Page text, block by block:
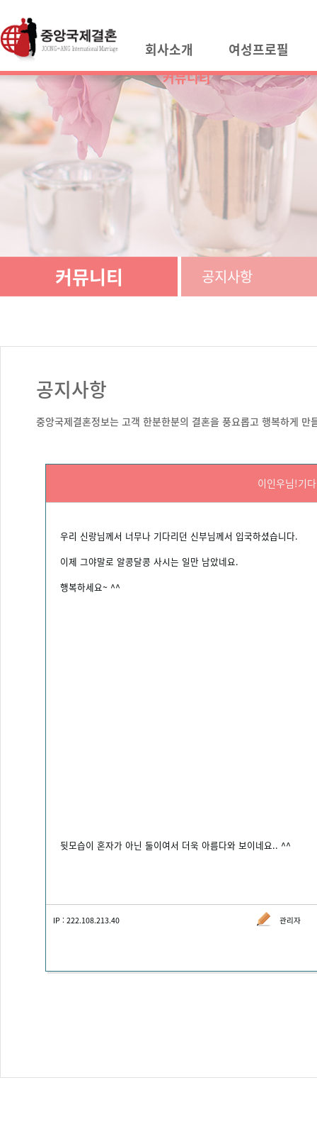
회사소개
여성프로필
커뮤니티
커뮤니티 공지사항
공지사항
중앙국제결혼정보는 고객 한분한분의 결혼을 풍요롭고 행복하게
이인우님!기
우리 신랑님께서 너무나 기다리던 신부님께서 입국하셨습니다.
이제 그야말로 알콩달콩 사시는 일만 남았네요.
행복하세요~ ^^
뒷모습이 혼자가 아닌 둘이여서 더욱 아름다와 보이네요.. ^^
IP : 222.108.213.40 관리자